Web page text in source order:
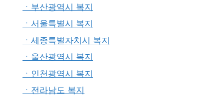
ㆍ부산광역시 복지
ㆍ서울특별시 복지
ㆍ세종특별자치시 복지
ㆍ울산광역시 복지
ㆍ인천광역시 복지
ㆍ전라남도 복지